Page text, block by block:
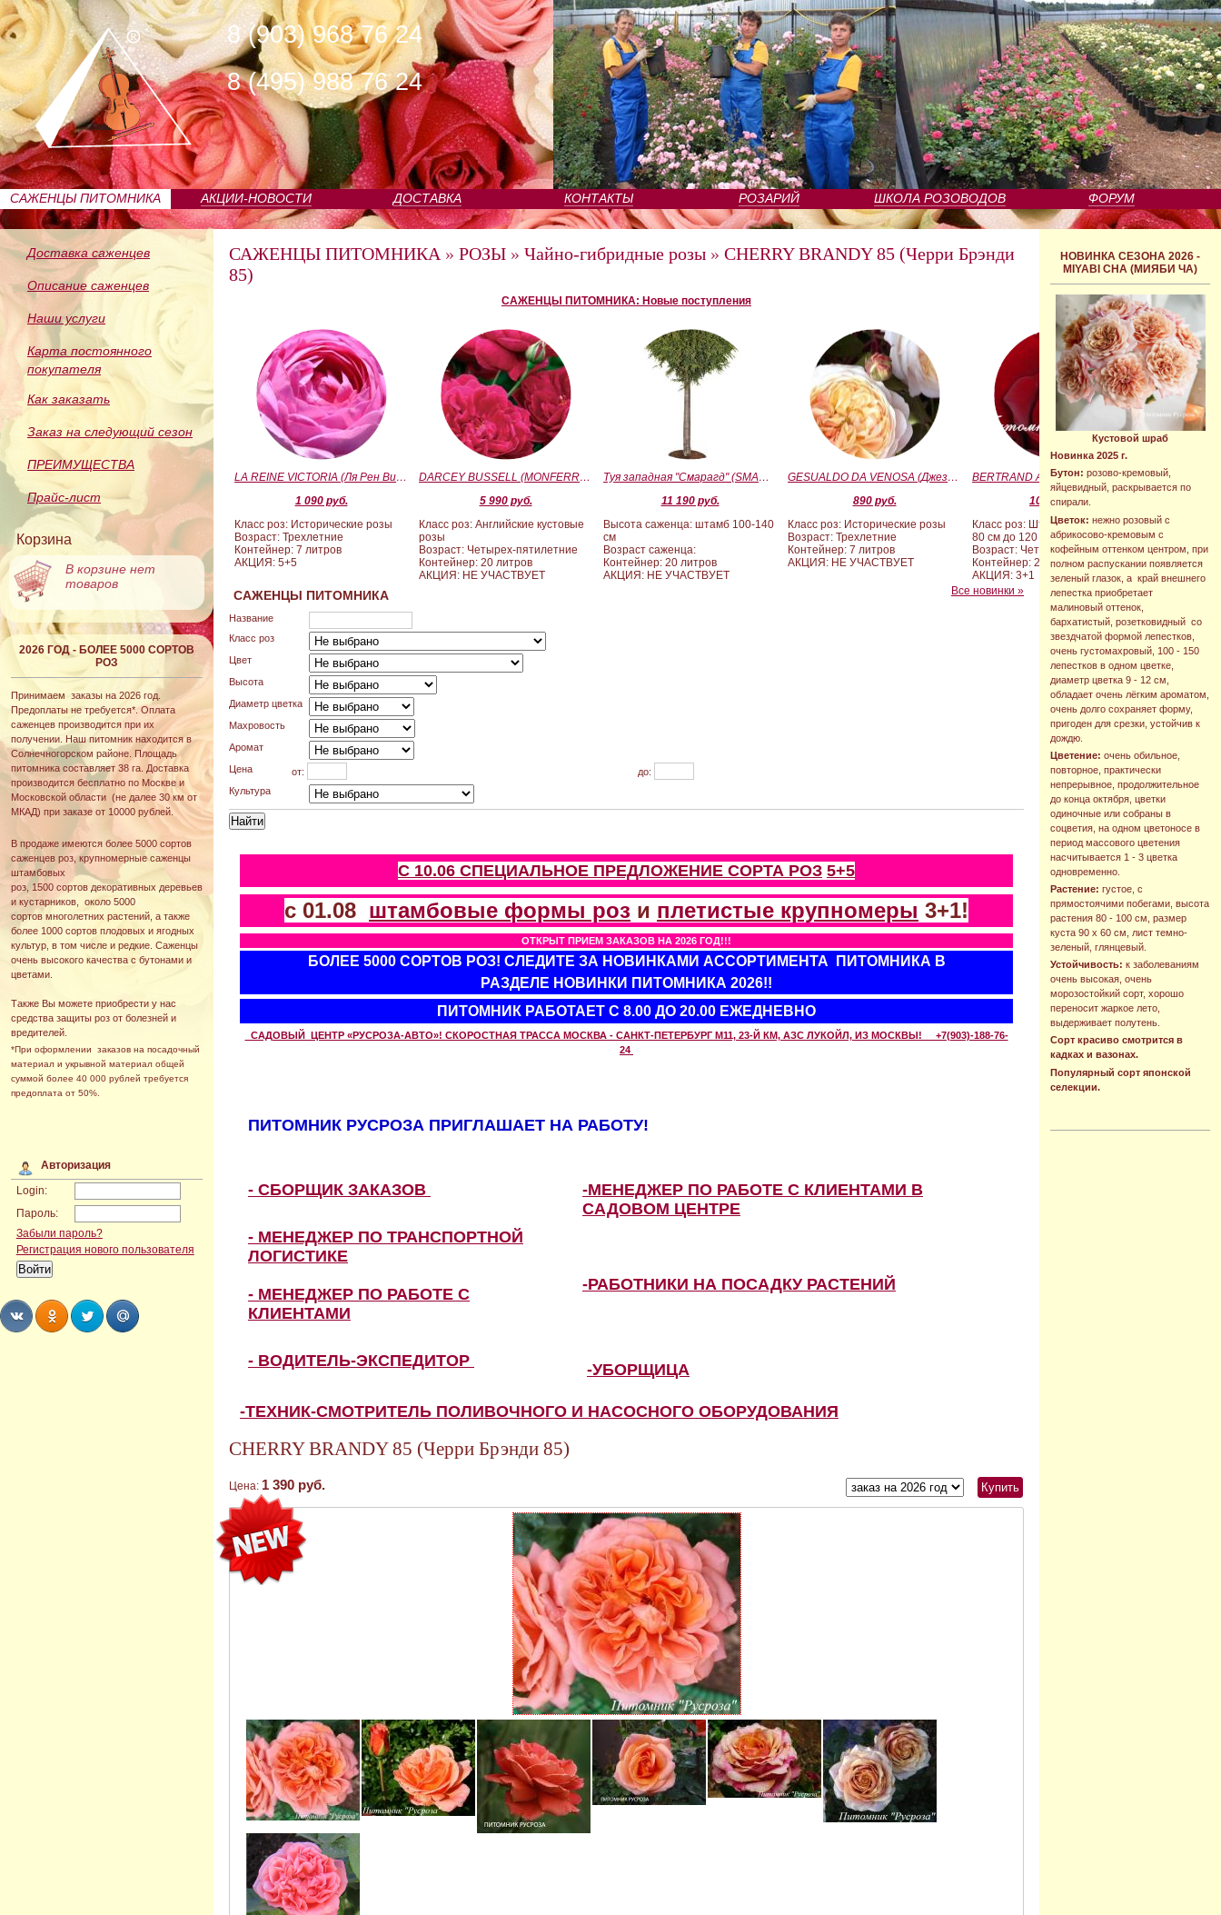
8 (903) 968 76 24
8 (495) 988 76 24
САЖЕНЦЫ ПИТОМНИКА АКЦИИ-НОВОСТИ ДОСТАВКА КОНТАКТЫ РОЗАРИЙ ШКОЛА РОЗОВОДОВ ФОРУМ
Доставка саженцев
Описание саженцев
Наши услуги
Карта постоянного
покупателя
Как заказать
Заказ на следующий сезон
ПРЕИМУЩЕСТВА
Прайс-лист
Корзина
В корзине нет
товаров
2026 ГОД - БОЛЕЕ 5000 СОРТОВ
РОЗ
Принимаем заказы на 2026 год.
Предоплаты не требуется*. Оплата
саженцев производится при их
получении. Наш питомник находится в
Солнечногорском районе. Площадь
питомника составляет 38 га. Доставка
производится бесплатно по Москве и
Московской области (не далее 30 км от
МКАД) при заказе от 10000 рублей.
В продаже имеются более 5000 сортов
саженцев роз, крупномерные саженцы
штамбовых
роз, 1500 сортов декоративных деревьев
и кустарников, около 5000
сортов многолетних растений, а также
более 1000 сортов плодовых и ягодных
культур, в том числе и редкие. Саженцы
очень высокого качества с бутонами и
цветами.
Также Вы можете приобрести у нас
средства защиты роз от болезней и
вредителей.
*При оформлении заказов на посадочный
материал и укрывной материал общей
суммой более 40 000 рублей требуется
предоплата от 50%.
Авторизация
Login:
Пароль:
Забыли пароль?
Регистрация нового пользователя
НОВИНКА СЕЗОНА 2026 -
MIYABI CHA (МИЯБИ ЧА)
Кустовой шраб
Новинка 2025 г.
Бутон: розово-кремовый,
яйцевидный, раскрывается по
спирали.
Цветок: нежно розовый с
абрикосово-кремовым с
кофейным оттенком центром, при
полном распускании появляется
зеленый глазок, а край внешнего
лепестка приобретает
малиновый оттенок,
бархатистый, розетковидный со
звездчатой формой лепестков,
очень густомахровый, 100 - 150
лепестков в одном цветке,
диаметр цветка 9 - 12 см,
обладает очень лёгким ароматом,
очень долго сохраняет форму,
пригоден для срезки, устойчив к
дождю.
Цветение: очень обильное,
повторное, практически
непрерывное, продолжительное
до конца октября, цветки
одиночные или собраны в
соцветия, на одном цветоносе в
период массового цветения
насчитывается 1 - 3 цветка
одновременно.
Растение: густое, с
прямостоячими побегами, высота
растения 80 - 100 см, размер
куста 90 х 60 см, лист темно-
зеленый, глянцевый.
Устойчивость: к заболеваниям
очень высокая, очень
морозостойкий сорт, хорошо
переносит жаркое лето,
выдерживает полутень.
Сорт красиво смотрится в
кадках и вазонах.
Популярный сорт японской
селекции.
САЖЕНЦЫ ПИТОМНИКА » РОЗЫ » Чайно-гибридные розы » CHERRY BRANDY 85 (Черри Брэнди
85)
САЖЕНЦЫ ПИТОМНИКА: Новые поступления
LA REINE VICTORIA (Ля Рен Виктория)
1 090 руб.
Класс роз: Исторические розы
Возраст: Трехлетние
Контейнер: 7 литров
АКЦИЯ: 5+5
DARCEY BUSSELL (MONFERRATO) (Дарси Басл)
5 990 руб.
Класс роз: Английские кустовые
розы
Возраст: Четырех-пятилетние
Контейнер: 20 литров
АКЦИЯ: НЕ УЧАСТВУЕТ
Туя западная "Смарагд" (SMARAGD) ШТАМБ 100-140
11 190 руб.
Высота саженца: штамб 100-140
см
Возраст саженца:
Контейнер: 20 литров
АКЦИЯ: НЕ УЧАСТВУЕТ
GESUALDO DA VENOSA (Джезуальдо Ди Веноза)
890 руб.
Класс роз: Исторические розы
Возраст: Трехлетние
Контейнер: 7 литров
АКЦИЯ: НЕ УЧАСТВУЕТ
BERTRAND AMOUSSOU (Бертран Амуссу)
10 000 руб.
Класс роз: Штамбовые формы от
80 см до 120 см
Возраст: Четырех-пятилетние
Контейнер: 20 литров
АКЦИЯ: 3+1
Все новинки »
САЖЕНЦЫ ПИТОМНИКА
Название
Класс роз
Цвет
Высота
Диаметр цветка
Махровость
Аромат
Цена
от:
до:
Культура
С 10.06 СПЕЦИАЛЬНОЕ ПРЕДЛОЖЕНИЕ СОРТА РОЗ 5+5
с 01.08 штамбовые формы роз и плетистые крупномеры 3+1!
ОТКРЫТ ПРИЕМ ЗАКАЗОВ НА 2026 ГОД!!!
БОЛЕЕ 5000 СОРТОВ РОЗ! СЛЕДИТЕ ЗА НОВИНКАМИ АССОРТИМЕНТА ПИТОМНИКА В
РАЗДЕЛЕ НОВИНКИ ПИТОМНИКА 2026!!
ПИТОМНИК РАБОТАЕТ С 8.00 ДО 20.00 ЕЖЕДНЕВНО
САДОВЫЙ ЦЕНТР «РУСРОЗА-АВТО»! СКОРОСТНАЯ ТРАССА МОСКВА - САНКТ-ПЕТЕРБУРГ М11, 23-Й КМ, АЗС ЛУКОЙЛ, ИЗ МОСКВЫ! +7(903)-188-76-
24
ПИТОМНИК РУСРОЗА ПРИГЛАШАЕТ НА РАБОТУ!
- СБОРЩИК ЗАКАЗОВ
-МЕНЕДЖЕР ПО РАБОТЕ С КЛИЕНТАМИ В
САДОВОМ ЦЕНТРЕ
- МЕНЕДЖЕР ПО ТРАНСПОРТНОЙ
ЛОГИСТИКЕ
- МЕНЕДЖЕР ПО РАБОТЕ С
КЛИЕНТАМИ
-РАБОТНИКИ НА ПОСАДКУ РАСТЕНИЙ
- ВОДИТЕЛЬ-ЭКСПЕДИТОР -УБОРЩИЦА
-ТЕХНИК-СМОТРИТЕЛЬ ПОЛИВОЧНОГО И НАСОСНОГО ОБОРУДОВАНИЯ
CHERRY BRANDY 85 (Черри Брэнди 85)
Цена: 1 390 руб.